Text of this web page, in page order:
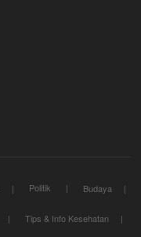
Politik
Budaya
Tips & Info Kesehatan